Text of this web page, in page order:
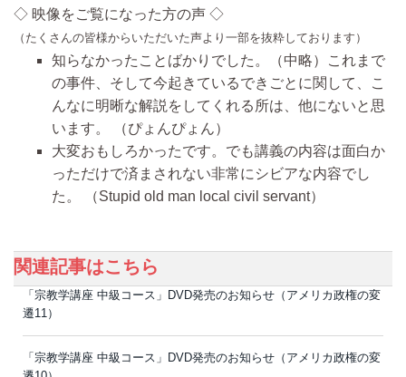
◇ 映像をご覧になった方の声 ◇
（たくさんの皆様からいただいた声より一部を抜粋しております）
知らなかったことばかりでした。（中略）これまで
の事件、そして今起きているできごとに関して、こ
んなに明晰な解説をしてくれる所は、他にないと思
います。
（ぴょんぴょん）
大変おもしろかったです。でも講義の内容は面白か
っただけで済まされない非常にシビアな内容でし
た。
（Stupid old man local civil servant）
関連記事はこちら
「宗教学講座 中級コース」DVD発売のお知らせ（アメリカ政権の変
遷11）
「宗教学講座 中級コース」DVD発売のお知らせ（アメリカ政権の変